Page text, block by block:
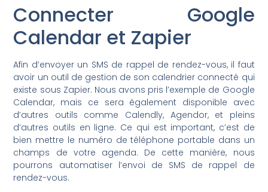
Connecter Google
Calendar et Zapier
Afin d’envoyer un SMS de rappel de rendez-vous, il faut
avoir un outil de gestion de son calendrier connecté qui
existe sous Zapier. Nous avons pris l’exemple de Google
Calendar, mais ce sera également disponible avec
d’autres outils comme Calendly, Agendor, et pleins
d’autres outils en ligne. Ce qui est important, c’est de
bien mettre le numéro de téléphone portable dans un
champs de votre agenda. De cette manière, nous
pourrons automatiser l’envoi de SMS de rappel de
rendez-vous.